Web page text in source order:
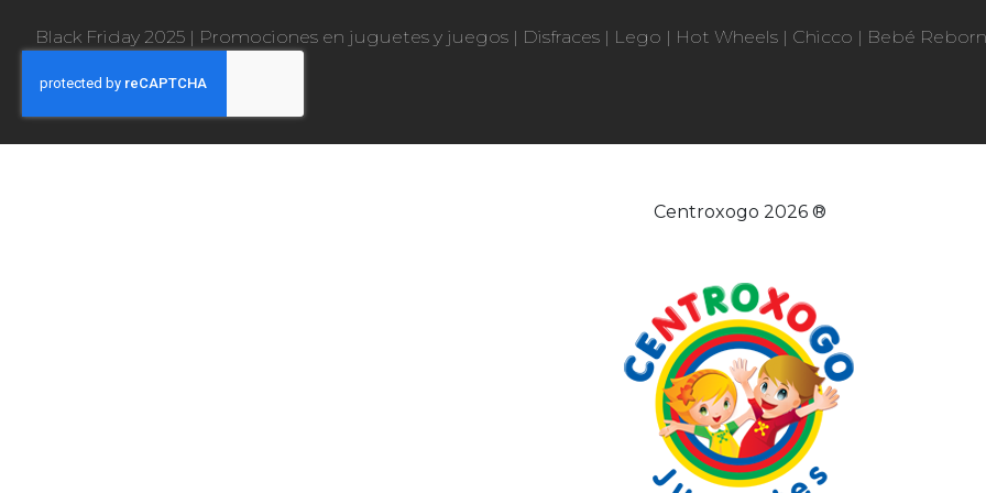
Black Friday 2025 | Promociones en juguetes y juegos | Disfraces | Lego | Hot Wheels | Chicco | Bebé Reborn
Centroxogo 2026 ®